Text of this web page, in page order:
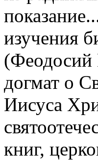
изучения
(Феодосий
догмат о
Иисуса
книг,